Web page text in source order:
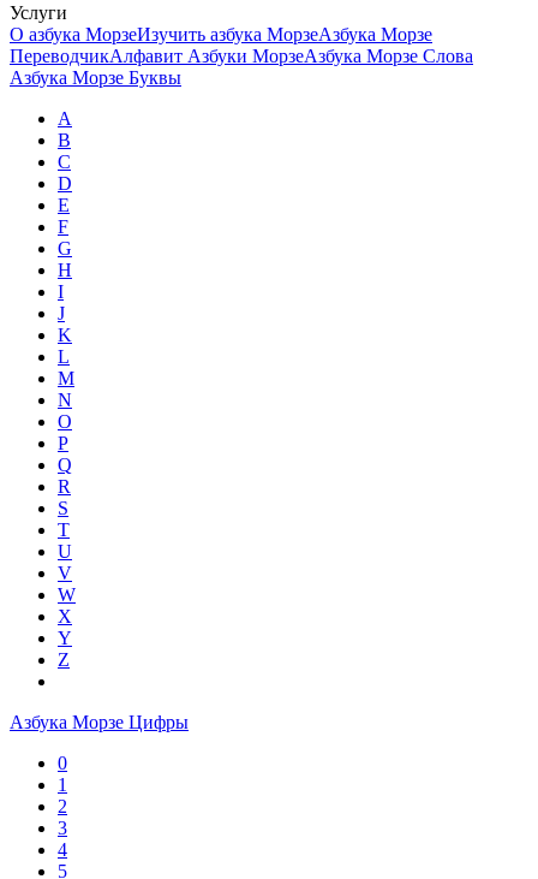
Услуги
О азбука МорзеИзучить азбука МорзеАзбука Морзе
ПереводчикАлфавит Азбуки МорзеАзбука Морзе Слова
Азбука Морзе Буквы
A
B
C
D
E
F
G
H
I
J
K
L
M
N
O
P
Q
R
S
T
U
V
W
X
Y
Z
Азбука Морзе Цифры
0
1
2
3
4
5